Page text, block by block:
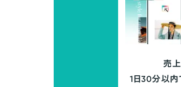
売
1日30分以